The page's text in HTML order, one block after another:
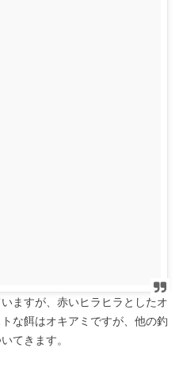
ますが、赤いヒラヒラとしたオ
な餌はオキアミですが、他の釣
てきます。